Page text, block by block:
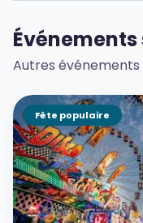
Autres
Fête populaire